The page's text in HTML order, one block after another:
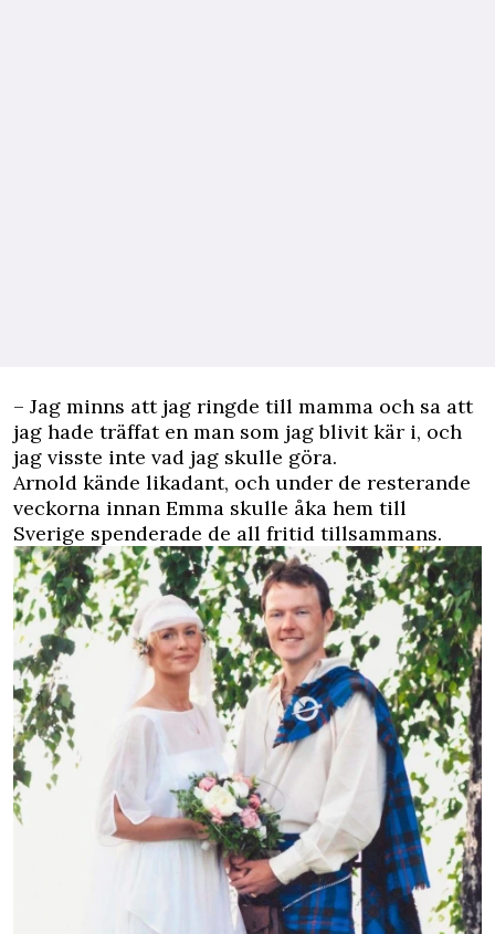
– Jag minns att jag ringde till mamma och sa att
jag hade träffat en man som jag blivit kär i, och
jag visste inte vad jag skulle göra.
Arnold kände likadant, och under de resterande
veckorna innan Emma skulle åka hem till
Sverige spenderade de all fritid tillsammans.